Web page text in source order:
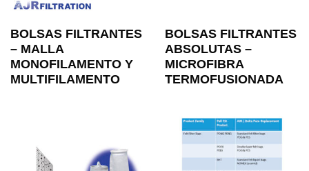
BOLSAS FILTRANTES
– MALLA
MONOFILAMENTO Y
MULTIFILAMENTO
BOLSAS FILTRANTES
ABSOLUTAS –
MICROFIBRA
TERMOFUSIONADA